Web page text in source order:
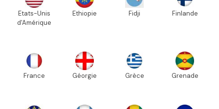
Etats-Unis
d'Amérique
Ethiopie Fidji Finlande
France Géorgie Grèce Grenade